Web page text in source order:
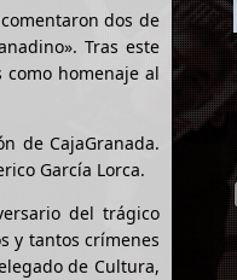
dos de
Tras este
homenaje al
de CajaGranada.
García Lorca.
del trágico
y tantos crímenes
de Cultura,